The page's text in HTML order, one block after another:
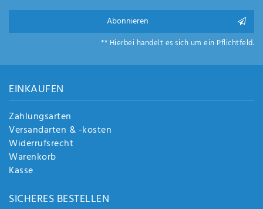
Abonnieren
** Hierbei handelt es sich um ein Pflichtfeld.
EINKAUFEN
Zahlungsarten
Versandarten & -kosten
Widerrufsrecht
Warenkorb
Kasse
SICHERES BESTELLEN